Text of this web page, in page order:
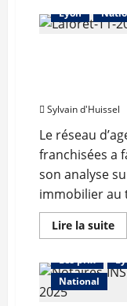
Lyon
Sylvain d'Huissel
Le réseau
franchisées a
son analyse
immobilier au
Lire la suiteEn
Abonnés
Auvergne-
Les prix
National